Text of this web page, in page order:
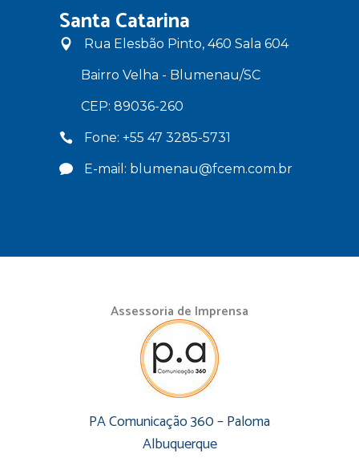
Santa Catarina
Rua Elesbão Pinto, 460 Sala 604
Bairro Velha - Blumenau/SC
CEP: 89036-260
Fone: +55 47 3285-5731
E-mail: blumenau@fcem.com.br
Assessoria de Imprensa
PA Comunicação 360 – Paloma
Albuquerque